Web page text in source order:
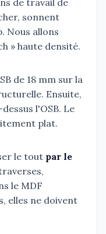
de travail de
sonnent
Nous allons
» haute densité.
de 18 mm sur la
Ensuite,
l'OSB. Le
plat.
le tout par le
le MDF
elles ne doivent